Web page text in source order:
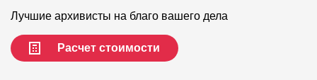
Хранение документов
Уничтожение документов
Лучшие архивисты на благо вашего дела
Расчет стоимости